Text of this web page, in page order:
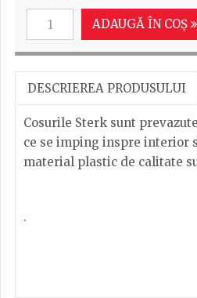
ADAUGĂ ÎN COȘ
DESCRIEREA PRODUSULUI
Cosurile Sterk sunt
ce se imping inspre interior
material plastic de calitate
.